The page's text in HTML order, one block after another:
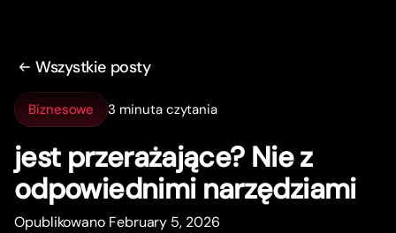
Wszystkie posty
Biznesowe 3 minuta czytania
jest przerażające? Nie z
odpowiednimi narzędziami
Opublikowano February 5, 2026